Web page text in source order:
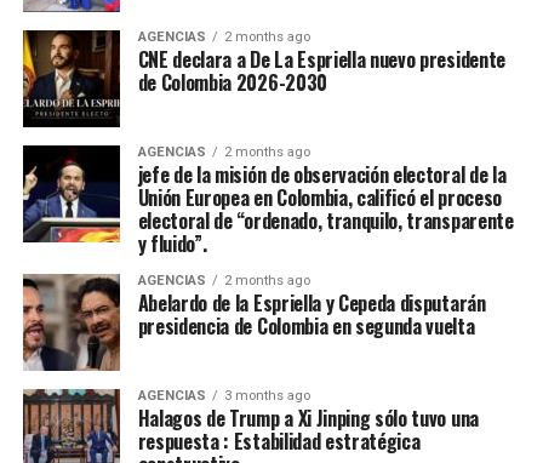
AGENCIAS 2 months ago
CNE declara a De La Espriella nuevo presidente
de Colombia 2026-2030
AGENCIAS 2 months ago
jefe de la misión de observación electoral de la
Unión Europea en Colombia, calificó el proceso
electoral de “ordenado, tranquilo, transparente
y fluido”.
AGENCIAS 2 months ago
Abelardo de la Espriella y Cepeda disputarán
presidencia de Colombia en segunda vuelta
AGENCIAS 3 months ago
Halagos de Trump a Xi Jinping sólo tuvo una
respuesta : Estabilidad estratégica